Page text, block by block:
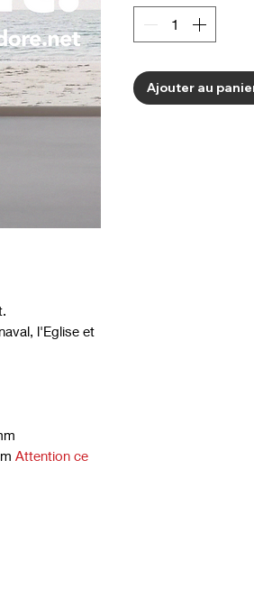
l'Eglise et
Attention ce
Ajouter au